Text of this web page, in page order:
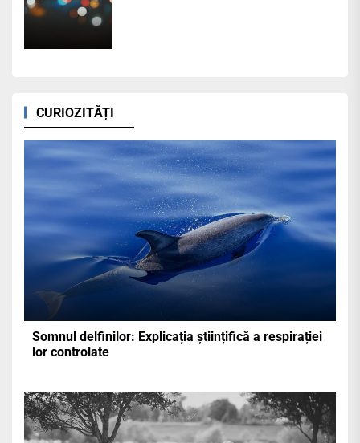
CURIOZITĂȚI
Somnul delfinilor: Explicația științifică a respirației
lor controlate